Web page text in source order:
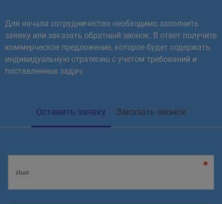
Для начала сотрудничества необходимо заполнить
заявку или заказать обратный звонок. В ответ получите
коммерческое предложение, которое будет содержать
индивидуальную стратегию с учетом требований и
поставленных задач
Оставить заявку Заказать звонок